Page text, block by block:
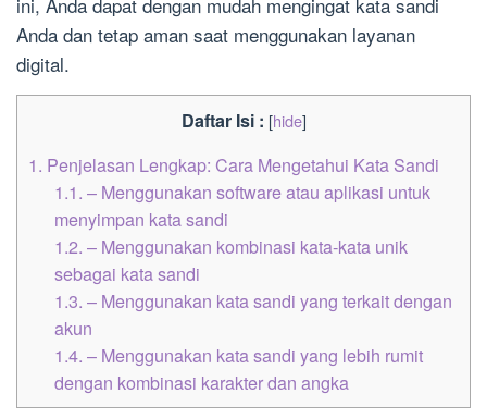
Anda dan tetap aman saat menggunakan layanan
digital.
Daftar Isi : [hide]
1. Penjelasan Lengkap: Cara Mengetahui Kata Sandi
1.1. – Menggunakan software atau aplikasi untuk
menyimpan kata sandi
1.2. – Menggunakan kombinasi kata-kata unik
sebagai kata sandi
1.3. – Menggunakan kata sandi yang terkait dengan
akun
1.4. – Menggunakan kata sandi yang lebih rumit
dengan kombinasi karakter dan angka